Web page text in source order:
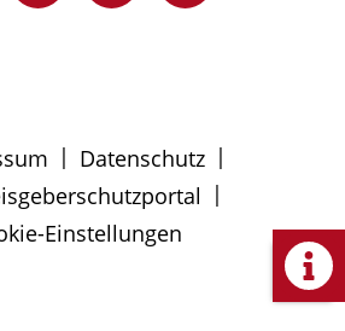
| Datenschutz |
|
Einstellungen